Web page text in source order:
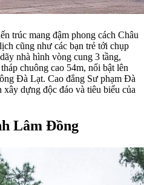
trúc mang đậm phong cách Châu
cũng như các bạn trẻ tới chụp
nhà hình vòng cung 3 tầng,
chuông cao 54m, nổi bật lên
Đà Lạt. Cao đẳng Sư phạm Đà
dựng độc đáo và tiêu biểu của
Lâm Đồng